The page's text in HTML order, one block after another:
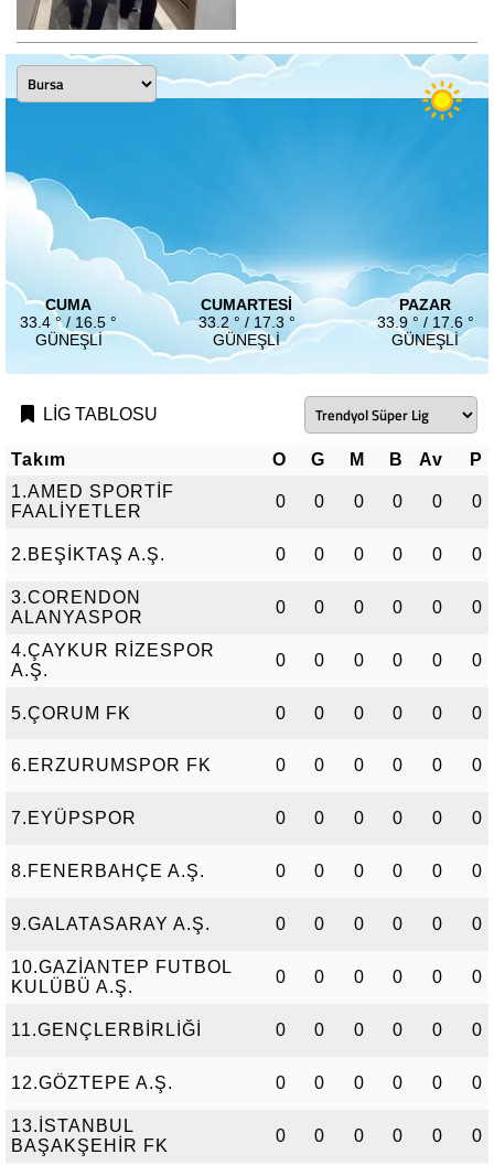
CUMA
33.4 ° / 16.5 °
GÜNEŞLI
CUMARTESI
33.2 ° / 17.3 °
GÜNEŞLI
PAZAR
33.9 ° / 17.6 °
GÜNEŞLI
LİG TABLOSU
Takım O G M B Av
P
1.AMED SPORTİF
FAALİYETLER
0 0 0 0 0 0
2.BEŞİKTAŞ A.Ş. 0 0 0 0 0 0
3.CORENDON
ALANYASPOR
0 0 0 0 0 0
4.ÇAYKUR RİZESPOR
A.Ş.
0 0 0 0 0 0
5.ÇORUM FK 0 0 0 0 0 0
6.ERZURUMSPOR FK 0 0 0 0 0 0
7.EYÜPSPOR 0 0 0 0 0 0
8.FENERBAHÇE A.Ş. 0 0 0 0 0 0
9.GALATASARAY A.Ş. 0 0 0 0 0 0
10.GAZİANTEP FUTBOL
KULÜBÜ A.Ş.
0 0 0 0 0 0
11.GENÇLERBİRLİĞİ 0 0 0 0 0 0
12.GÖZTEPE A.Ş. 0 0 0 0 0 0
13.İSTANBUL
BAŞAKŞEHİR FK
0 0 0 0 0 0